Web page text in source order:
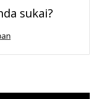
sukai?